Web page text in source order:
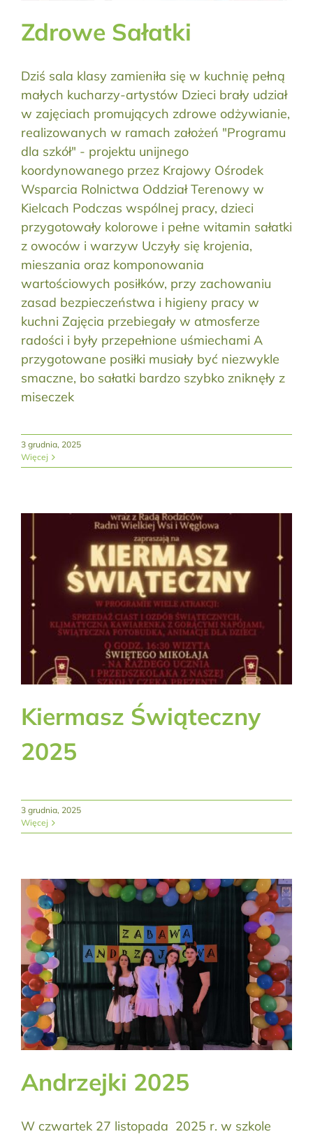
Zdrowe Sałatki
Dziś sala klasy zamieniła się w kuchnię pełną
małych kucharzy-artystów Dzieci brały udział
w zajęciach promujących zdrowe odżywianie,
realizowanych w ramach założeń "Programu
dla szkół" - projektu unijnego
koordynowanego przez Krajowy Ośrodek
Wsparcia Rolnictwa Oddział Terenowy w
Kielcach Podczas wspólnej pracy, dzieci
przygotowały kolorowe i pełne witamin sałatki
z owoców i warzyw Uczyły się krojenia,
mieszania oraz komponowania
wartościowych posiłków, przy zachowaniu
zasad bezpieczeństwa i higieny pracy w
kuchni Zajęcia przebiegały w atmosferze
radości i były przepełnione uśmiechami A
przygotowane posiłki musiały być niezwykle
smaczne, bo sałatki bardzo szybko zniknęły z
miseczek
3 grudnia, 2025
Więcej
Kiermasz Świąteczny
2025
3 grudnia, 2025
Więcej
Andrzejki 2025
W czwartek 27 listopada 2025 r. w szkole